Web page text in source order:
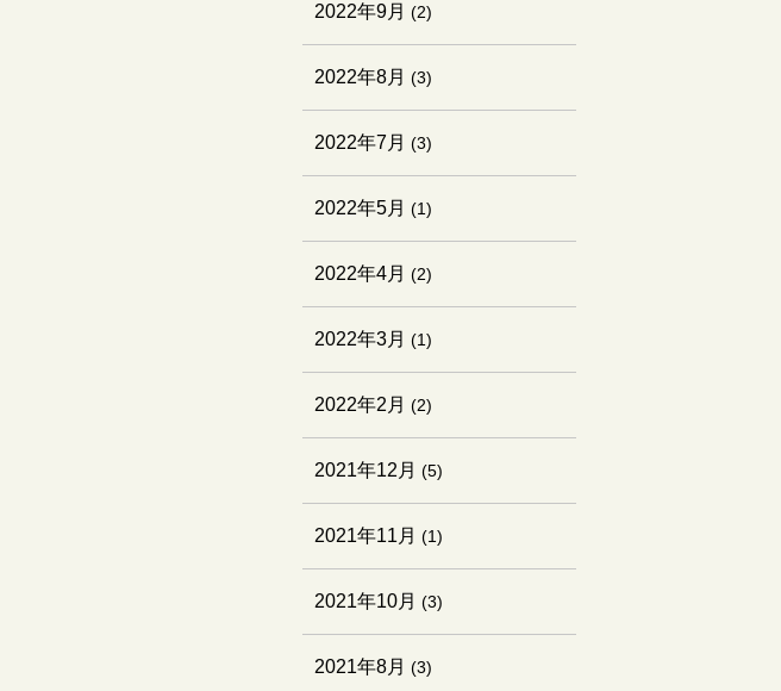
2022年9月 (2)
2022年8月 (3)
2022年7月 (3)
2022年5月 (1)
2022年4月 (2)
2022年3月 (1)
2022年2月 (2)
2021年12月 (5)
2021年11月 (1)
2021年10月 (3)
2021年8月 (3)